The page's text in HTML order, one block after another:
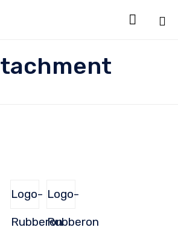

Logo-
Rubberon
Logo-
Rubberon